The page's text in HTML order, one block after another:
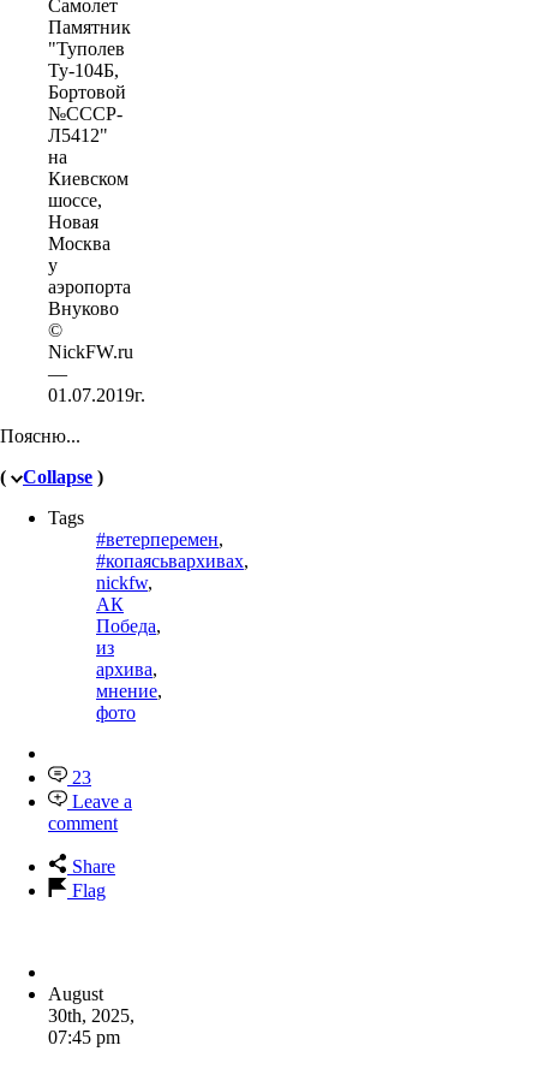
Самолет
Памятник
"Туполев
Ту-104Б,
Бортовой
№СССР-
Л5412"
на
Киевском
шоссе,
Новая
Москва
у
аэропорта
Внуково
©
NickFW.ru
—
01.07.2019г.
Поясню...
(
Collapse )
Tags
#ветерперемен,
#копаясьвархивах,
nickfw,
АК
Победа,
из
архива,
мнение,
фото
23
Leave a
comment
Share
Flag
August
30th, 2025,
07:45 pm